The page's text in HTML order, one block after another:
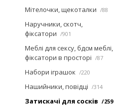
Мітелочки, щекоталки 88
Наручники, скотч,
фіксатори
901
Меблі для сексу, бдсм меблі,
фіксатори в просторі
87
Набори іграшок 220
Нашийники, повідці 314
Затискачі для сосків 259